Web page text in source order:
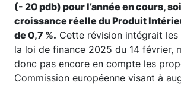
(- 20 pdb) pour l’année en cours,
croissance réelle du Produit
de 0,7 %. Cette révision intégrait
la loi de finance 2025 du 14 février,
donc pas encore en compte les
Commission européenne visant à